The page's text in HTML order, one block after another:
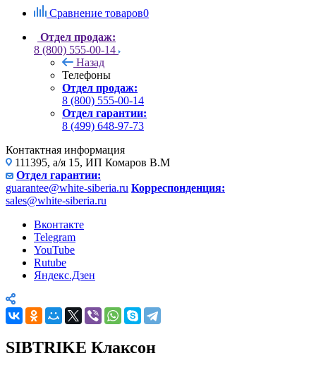
Сравнение товаров0
Отдел продаж:
8 (800) 555-00-14
Назад
Телефоны
Отдел продаж:
8 (800) 555-00-14
Отдел гарантии:
8 (499) 648-97-73
Контактная информация
111395, а/я 15, ИП Комаров В.М
Отдел гарантии:
guarantee@white-siberia.ru Корреспонденция:
sales@white-siberia.ru
Вконтакте
Telegram
YouTube
Rutube
Яндекс.Дзен
SIBTRIKE Клаксон